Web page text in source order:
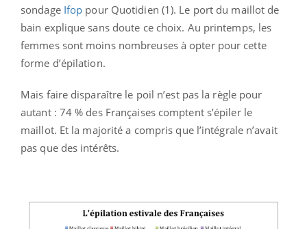
sondage Ifop pour Quotidien (1). Le port du maillot de
bain explique sans doute ce choix. Au printemps, les
femmes sont moins nombreuses à opter pour cette
forme d’épilation.
Mais faire disparaître le poil n’est pas la règle pour
autant : 74 % des Françaises comptent s’épiler le
maillot. Et la majorité a compris que l’intégrale n’avait
pas que des intérêts.